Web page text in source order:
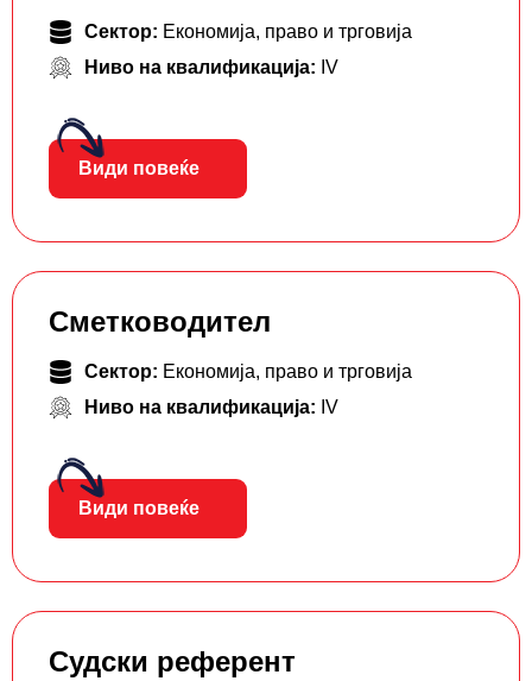
Сектор: Економија, право и трговија
Ниво на квалификација: IV
Види повеќе
Сметководител
Сектор: Економија, право и трговија
Ниво на квалификација: IV
Види повеќе
Судски референт